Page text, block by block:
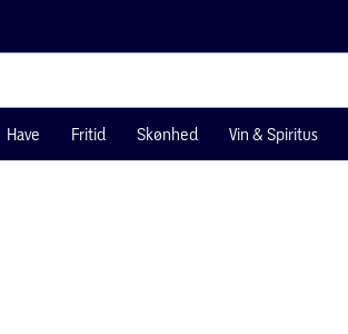
Have Fritid Skønhed Vin & Spiritus